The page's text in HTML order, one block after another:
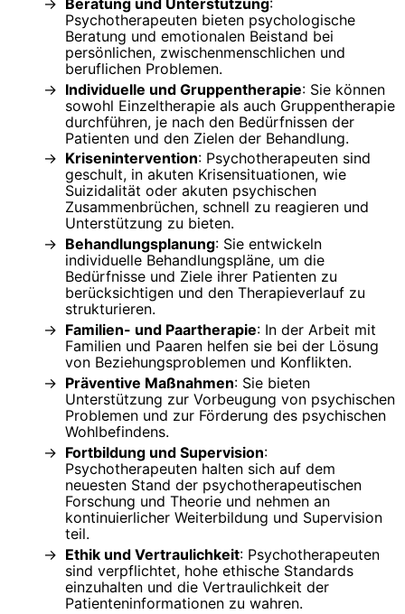
Psychotherapeuten bieten psychologische
Beratung und emotionalen Beistand bei
persönlichen, zwischenmenschlichen und
beruflichen Problemen.
Individuelle und Gruppentherapie: Sie können
sowohl Einzeltherapie als auch Gruppentherapie
durchführen, je nach den Bedürfnissen der
Patienten und den Zielen der Behandlung.
Krisenintervention: Psychotherapeuten sind
geschult, in akuten Krisensituationen, wie
Suizidalität oder akuten psychischen
Zusammenbrüchen, schnell zu reagieren und
Unterstützung zu bieten.
Behandlungsplanung: Sie entwickeln
individuelle Behandlungspläne, um die
Bedürfnisse und Ziele ihrer Patienten zu
berücksichtigen und den Therapieverlauf zu
strukturieren.
Familien- und Paartherapie: In der Arbeit mit
Familien und Paaren helfen sie bei der Lösung
von Beziehungsproblemen und Konflikten.
Präventive Maßnahmen: Sie bieten
Unterstützung zur Vorbeugung von psychischen
Problemen und zur Förderung des psychischen
Wohlbefindens.
Fortbildung und Supervision:
Psychotherapeuten halten sich auf dem
neuesten Stand der psychotherapeutischen
Forschung und Theorie und nehmen an
kontinuierlicher Weiterbildung und Supervision
teil.
Ethik und Vertraulichkeit: Psychotherapeuten
sind verpflichtet, hohe ethische Standards
einzuhalten und die Vertraulichkeit der
Patienteninformationen zu wahren.